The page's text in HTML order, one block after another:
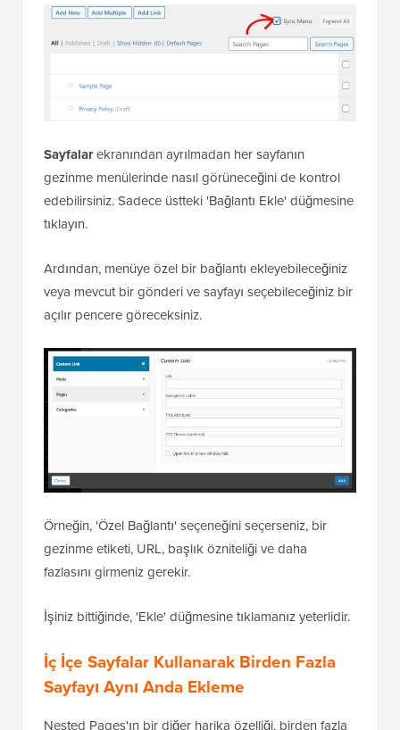
Sayfalarekranından ayrılmadan her sayfanın
gezinme menülerinde nasıl görüneceğini de kontrol
edebilirsiniz. Sadece üstteki 'Bağlantı Ekle' düğmesine
tıklayın.
Ardından, menüye özel bir bağlantı ekleyebileceğiniz
veya mevcut bir gönderi ve sayfayı seçebileceğiniz bir
açılır pencere göreceksiniz.
Örneğin, 'Özel Bağlantı' seçeneğini seçerseniz, bir
gezinme etiketi, URL, başlık özniteliği ve daha
fazlasını girmeniz gerekir.
İşiniz bittiğinde, 'Ekle' düğmesine tıklamanız yeterlidir.
İç İçe Sayfalar Kullanarak Birden Fazla
Sayfayı Aynı Anda Ekleme
Nested Pages'ın bir diğer harika özelliği, birden fazla